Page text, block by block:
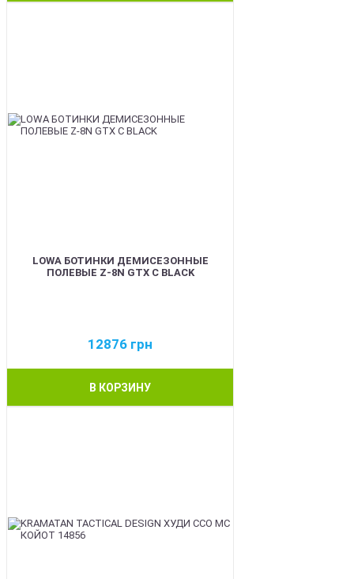
LOWA БОТИНКИ ДЕМИСЕЗОННЫЕ
ПОЛЕВЫЕ Z-8N GTX C BLACK
12876 грн
В КОРЗИНУ